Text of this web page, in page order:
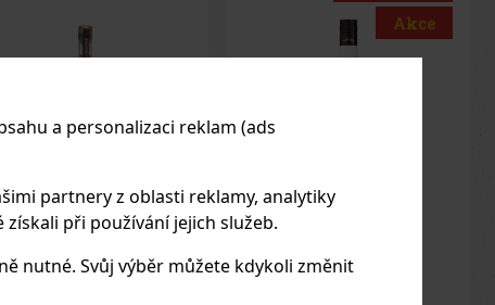
a personalizaci reklam (ads
partnery z oblasti reklamy, analytiky
při používání jejich služeb.
nutné. Svůj výběr můžete kdykoli změnit
30Y Cask Strength 0,7l